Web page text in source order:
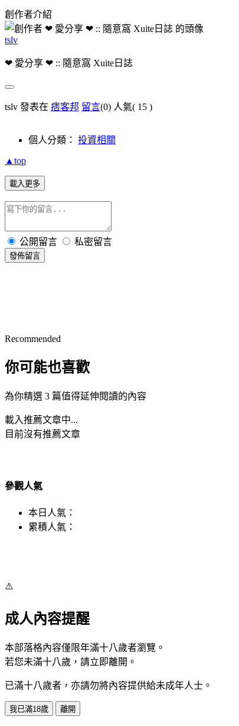
創作者介紹
tslv
❤ 愛分享 ❤ :: 隨意窩 Xuite日誌
tslv 發表在 痞客邦 留言(0) 人氣( 15 )
個人分類： 投資相關
▲top
載入更多
公開留言 私密留言
發佈留言
Recommended
你可能也喜歡
為你精選 3 篇值得延伸閱讀的內容
載入推薦文章中...
目前沒有推薦文章
參觀人氣
本日人氣：
累積人氣：
⚠️
成人內容提醒
本部落格內容僅限年滿十八歲者瀏覽。
若您未滿十八歲，請立即離開。
已滿十八歲者，亦請勿將內容提供給未成年人士。
我已滿18歲 離開